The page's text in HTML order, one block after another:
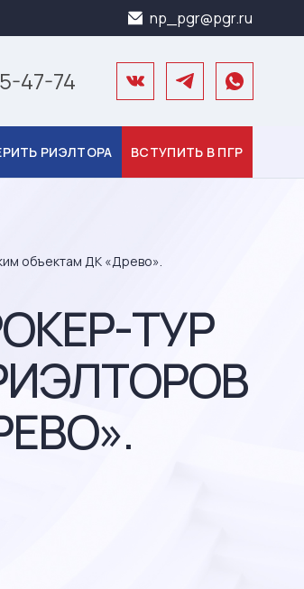
np_pgr@pgr.ru
47-74
РИЭЛТОРА ВСТУПИТЬ В ПГР
объектам ДК «Древо».
ТУР